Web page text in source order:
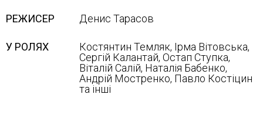
РЕЖИСЕР Денис Тарасов
У РОЛЯХ
Костянтин Темляк, Ірма Вітовська,
Сергій Калантай, Остап Ступка,
Віталій Салій, Наталія Бабенко,
Андрій Мостренко, Павло Костіцин
та інші